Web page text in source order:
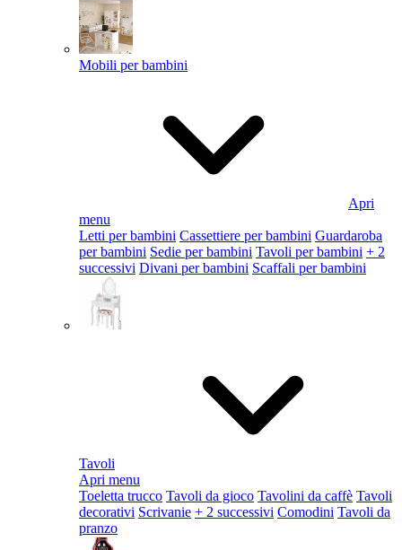
Mobili per bambini
Apri
menu
Letti per bambini Cassettiere per bambini Guardaroba
per bambini Sedie per bambini Tavoli per bambini + 2
successivi Divani per bambini Scaffali per bambini
Tavoli
Apri menu
Toeletta trucco Tavoli da gioco Tavolini da caffè Tavoli
decorativi Scrivanie + 2 successivi Comodini Tavoli da
pranzo